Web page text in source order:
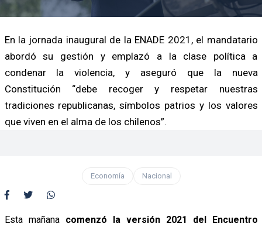
En la jornada inaugural de la ENADE 2021, el mandatario
abordó su gestión y emplazó a la clase política a
condenar la violencia, y aseguró que la nueva
Constitución “debe recoger y respetar nuestras
tradiciones republicanas, símbolos patrios y los valores
que viven en el alma de los chilenos”.
Economía Nacional
Esta mañana comenzó la versión 2021 del Encuentro